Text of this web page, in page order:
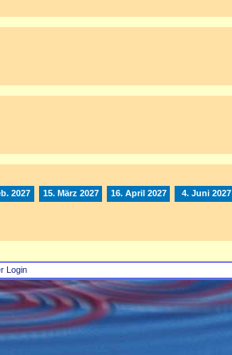
Login
2027 15. März 2027 16. April 2027
4. Juni 2027